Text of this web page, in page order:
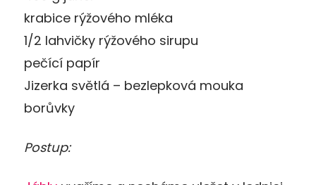
krabice rýžového mléka
1/2 lahvičky rýžového sirupu
pečící papír
Jizerka světlá – bezlepková mouka
borůvky
Postup: